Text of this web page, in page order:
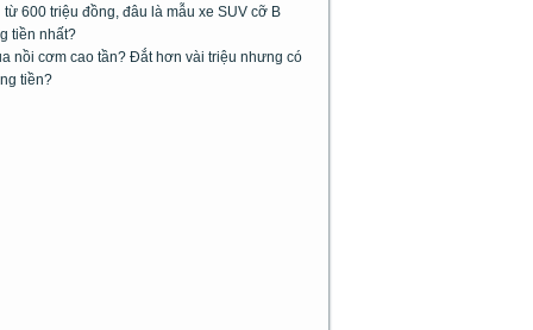
từ 600 triệu đồng, đâu là mẫu xe SUV cỡ B
tiền nhất?
nồi cơm cao tần? Đắt hơn vài triệu nhưng có
tiền?